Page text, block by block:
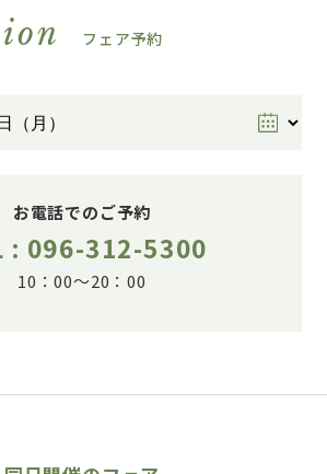
フェア予約
お電話でのご予約
: 096-312-5300
10：00～20：00